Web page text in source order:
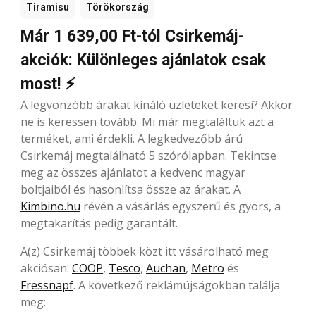
Tiramisu Törökország
Már 1 639,00 Ft-tól Csirkemáj-
akciók: Különleges ajánlatok csak
most! ⚡
A legvonzóbb árakat kínáló üzleteket keresi? Akkor
ne is keressen tovább. Mi már megtaláltuk azt a
terméket, ami érdekli. A legkedvezőbb árú
Csirkemáj megtalálható 5 szórólapban. Tekintse
meg az összes ajánlatot a kedvenc magyar
boltjaiból és hasonlítsa össze az árakat. A
Kimbino.hu révén a vásárlás egyszerű és gyors, a
megtakarítás pedig garantált.
A(z) Csirkemáj többek közt itt vásárolható meg
akciósan: COOP, Tesco, Auchan, Metro és
Fressnapf. A következő reklámújságokban találja
meg: